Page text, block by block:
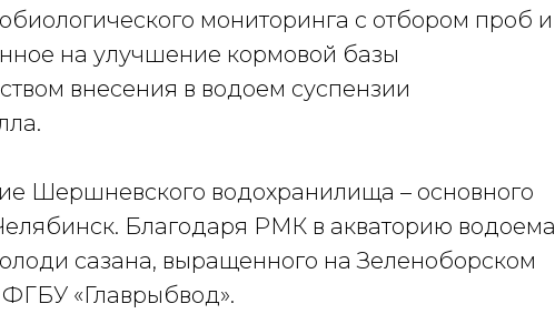
мониторинга с отбором проб и
на улучшение кормовой базы
внесения в водоем суспензии
Шершневского водохранилища – основного
Благодаря РМК в акваторию водоема
сазана, выращенного на Зеленоборском
«Главрыбвод».